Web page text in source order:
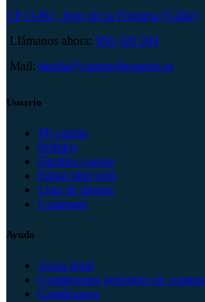
CP 11402, Jerez de la Frontera (Cádiz)
Llámanos ahora: 956 320 284
Mail: tienda@carruseljuguetes.es
Usuario
Mi cuenta
Pedidos
Detalles cuenta
Editar dirección
Lista de deseos
Comparar
Ayuda
Aviso legal
Condiciones generales de compra
Contáctanos